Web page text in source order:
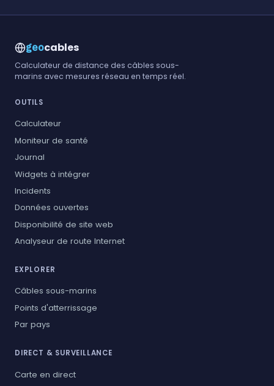
geocables
Calculateur de distance des câbles sous-
marins avec mesures réseau en temps réel.
OUTILS
Calculateur
Moniteur de santé
Journal
Widgets à intégrer
Incidents
Données ouvertes
Disponibilité de site web
Analyseur de route Internet
EXPLORER
Câbles sous-marins
Points d'atterrissage
Par pays
DIRECT & SURVEILLANCE
Carte en direct